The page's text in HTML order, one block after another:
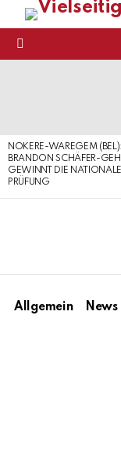
NOKERE-WAREGEM (BEL):
BRANDON SCHÄFER-
GEWINNT DIE
PRÜFUNG
Allgemein News